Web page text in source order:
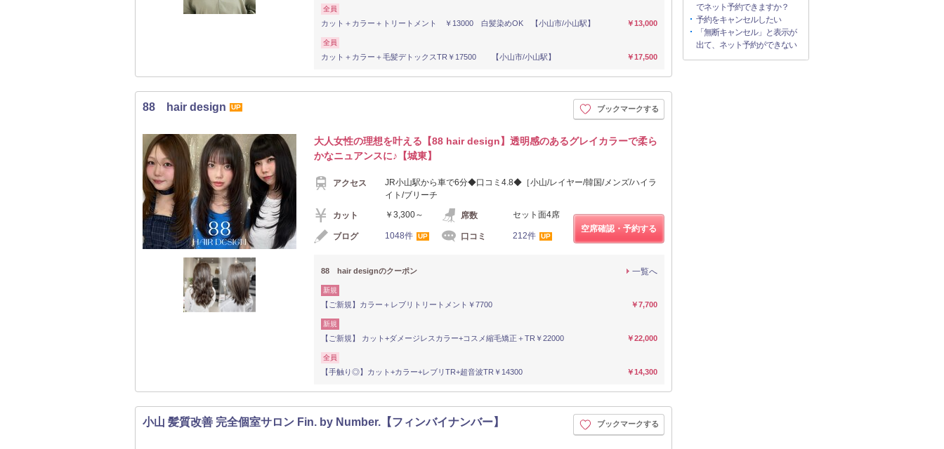
全員
カット＋カラー＋トリートメント ￥13000 白髪染めOK 【小山市/小山駅】 ￥13,000
全員
カット＋カラー＋毛髪デトックスTR￥17500 【小山市/小山駅】 ￥17,500
88 hair design UP ブックマークする
大人女性の理想を叶える【88 hair design】透明感のあるグレイカラーで柔ら
かなニュアンスに♪【城東】
アクセス
JR小山駅から車で6分◆口コミ4.8◆［小山/レイヤー/韓国/メンズ/ハイラ
イト/ブリーチ
カット ￥3,300～ 席数 セット面4席
ブログ 1048件 UP 口コミ 212件 UP
空席確認・予約する
88 hair designのクーポン 一覧へ
新規
【ご新規】カラー＋レブリトリートメント￥7700 ￥7,700
新規
【ご新規】 カット+ダメージレスカラー+コスメ縮毛矯正＋TR￥22000 ￥22,000
全員
【手触り◎】カット+カラー+レブリTR+超音波TR￥14300 ￥14,300
小山 髪質改善 完全個室サロン Fin. by Number.【フィンバイナンバー】 ブックマークする
でネット予約できますか？
予約をキャンセルしたい
「無断キャンセル」と表示が
出て、ネット予約ができない